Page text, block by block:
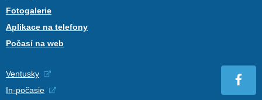
Fotogalerie
Aplikace na telefony
Počasí na web
Ventusky
In-počasie